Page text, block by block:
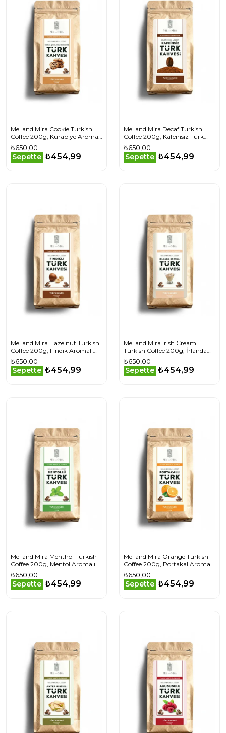
Mel and Mira Cookie Turkish
Coffee 200g, Kurabiye Aromalı
Türk Kahvesi
₺650,00
Sepette ₺454,99
Mel and Mira Decaf Turkish
Coffee 200g, Kafeinsiz Türk
Kahvesi
₺650,00
Sepette ₺454,99
Mel and Mira Hazelnut Turkish
Coffee 200g, Fındık Aromalı
Türk Kahvesi
₺650,00
Sepette ₺454,99
Mel and Mira Irish Cream
Turkish Coffee 200g, İrlanda
Kremalı Aromalı Türk Kahvesi
₺650,00
Sepette ₺454,99
Mel and Mira Menthol Turkish
Coffee 200g, Mentol Aromalı
Türk Kahvesi
₺650,00
Sepette ₺454,99
Mel and Mira Orange Turkish
Coffee 200g, Portakal Aromalı
Türk Kahvesi
₺650,00
Sepette ₺454,99